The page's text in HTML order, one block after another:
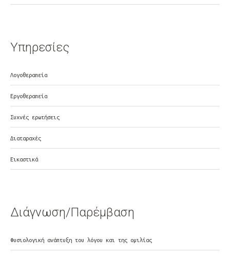
Υπηρεσίες
Λογοθεραπεία
Εργοθεραπεία
Συχνές ερωτήσεις
Διαταραχές
Εικαστικά
Διάγνωση/Παρέμβαση
Φυσιολογική ανάπτυξη του λόγου και της ομιλίας